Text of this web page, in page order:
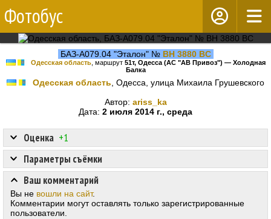
Фотобус
БАЗ-А079.04 "Эталон" № BH 3880 BC
Одесская область, маршрут 51т, Одесса (АС "АВ Привоз") — Холодная
Балка
Одесская область , Одесса, улица Михаила Грушевского
Автор: ariss_ka
Дата: 2 июля 2014 г., среда
Оценка +1
Параметры съёмки
Ваш комментарий
Вы не вошли на сайт.
Комментарии могут оставлять только зарегистрированные
пользователи.